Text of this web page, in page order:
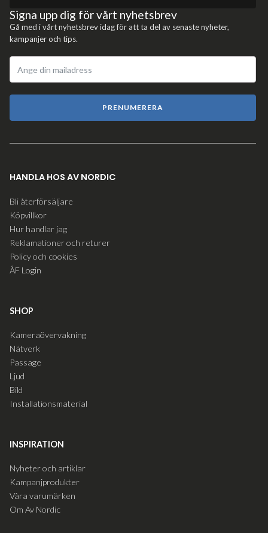
Signa upp dig för vårt nyhetsbrev
Gå med i vårt nyhetsbrev idag för att ta del av senaste nyheter,
kampanjer och tips.
PRENUMERERA
HANDLA HOS AV NORDIC
Bli återförsäljare
Köpvillkor
Hur handlar jag
Reklamationer och returer
Policy och cookies
ÅF Login
SHOP
Kameraövervakning
Nätverk
Passage
Ljud
Bild
Installationsmaterial
INSPIRATION
Nyheter och artiklar
Kampanjprodukter
Våra varumärken
Om Av Nordic